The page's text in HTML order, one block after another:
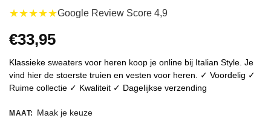
★★★★★Google Review Score 4,9
€33,95
Klassieke sweaters voor heren koop je online bij Italian Style. Je
vind hier de stoerste truien en vesten voor heren. ✓ Voordelig ✓
Ruime collectie ✓ Kwaliteit ✓ Dagelijkse verzending
MAAT: Maak je keuze